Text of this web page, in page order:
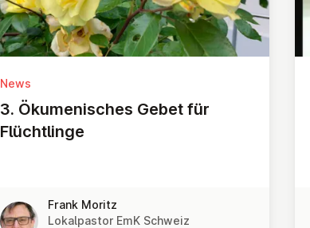
News
3. Öku­me­ni­sches Gebet für
Flücht­lin­ge
Frank Moritz
Lokalpastor EmK Schweiz